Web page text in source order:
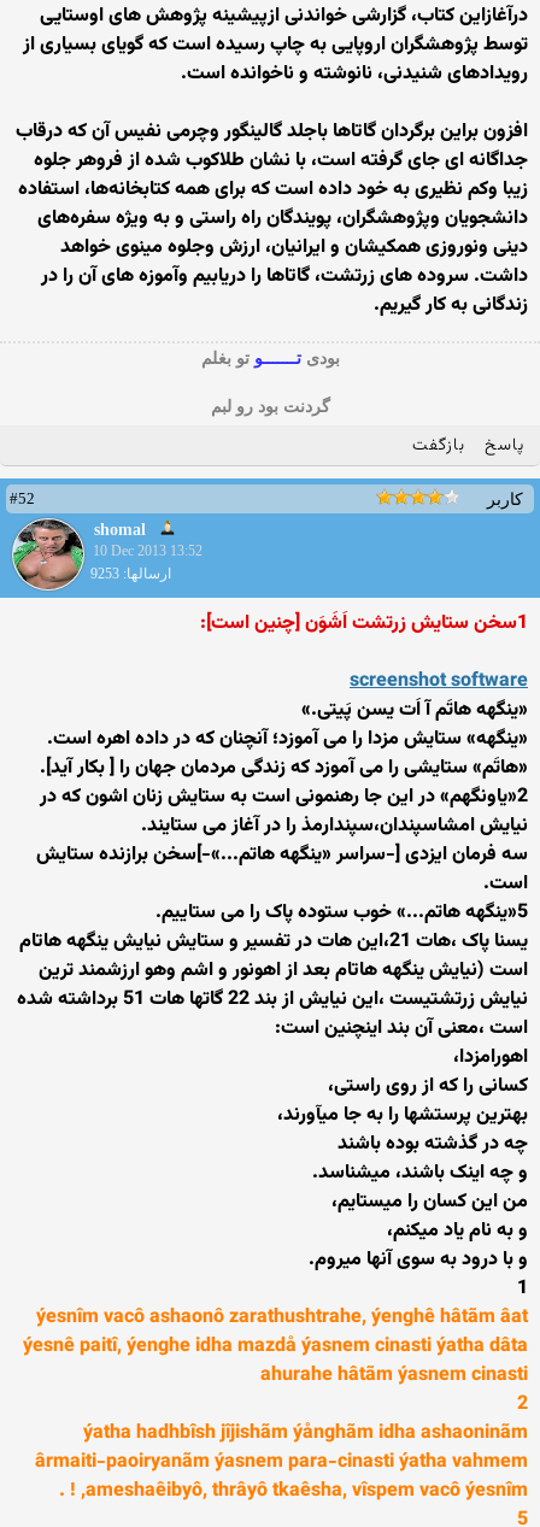
درآغازاین کتاب، گزارشی خواندنی ازپیشینه پژوهش های اوستایی
توسط پژوهشگران اروپایی به چاپ رسیده است که گویای بسیاری از
رویدادهای شنیدنی، نانوشته و ناخوانده است.
افزون براین برگردان گاتاها باجلد گالینگور وچرمی نفیس آن که درقاب
جداگانه ای جای گرفته است، با نشان طلاکوب شده‌ از فروهر جلوه‌
زیبا وکم نظیری به خود داده است که برای همه کتابخانه‌ها، استفاده
دانشجویان وپژوهشگران، پویندگان راه راستی و به ویژه سفره‌های
دینی ونوروزی همکیشان و ایرانیان، ارزش وجلوه مینوی خواهد
داشت. سروده های زرتشت، گاتاها را دریابیم وآموزه های آن را در
زندگانی به کار گیریم.
بودیتـــــــوتو بغلم
گردنت بود رو لبم
پاسخ بازگفت
کاربر
#52
shomal
10 Dec 2013 13:52
ارسالها: 9253
1سخن ستایش زرتشت اَشَوَن [چنین است]:
screenshot software
«ینگهه هاتَم آ اَت یسن پَیتی.»
«ینگهه» ستایش مزدا را می آموزد؛ آنچنان که در داده اهره است.
«هاتَم» ستایشی را می آموزد که زندگی مردمان جهان را [ بکار آید].
2«یاونگهم» در این جا رهنمونی است به ستایش زنان اشون که در
نیایش امشاسپندان،سپندارمذ را در آغاز می ستایند.
سه فرمان ایزدی [-سراسر «ینگهه هاتم...»-]سخن برازنده ستایش
است.
5«ینگهه هاتم...» خوب ستوده پاک را می ستاییم.
یسنا پاک ،هات 21،این هات در تفسیر و ستایش نیایش ینگهه هاتام
است (نیایش ینگهه هاتام بعد از اهونور و اشم وهو ارزشمند ترین
نیایش زرتشتیست ،این نیایش از بند 22 گاتها هات 51 برداشته شده
است ،معنی آن بند اینچنین است:
اهورامزدا،
کسانی را که از روی راستی،
بهترین پرستش­ها را به جا می­آورند،
چه در گذشته بوده باشند
و چه اینک باشند، می­شناسد.
من این کسان را می­ستایم،
و به نام یاد می­کنم،
و با درود به سوی آن­ها می­روم.
1
ýesnîm vacô ashaonô zarathushtrahe, ýenghê hâtãm âat
ýesnê paitî, ýenghe idha mazdå ýasnem cinasti ýatha dâta
ahurahe hâtãm ýasnem cinasti
2
ýatha hadhbîsh jîjishãm ýånghãm idha ashaoninãm
ârmaiti-paoiryanãm ýasnem para-cinasti ýatha vahmem
ameshaêibyô, thrâyô tkaêsha, vîspem vacô ýesnîm, ! .
5